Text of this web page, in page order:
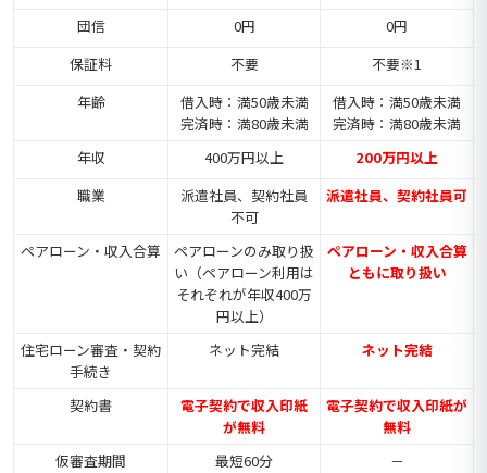
団信
0円
0円
保証料
不要
不要※1
年齢
借入時：満50歳未満
完済時：満80歳未満
借入時：満50歳未満
完済時：満80歳未満
年収
400万円以上
200万円以上
職業
派遣社員、契約社員
不可
派遣社員、契約社員可
ペアローン・収入合算
ペアローンのみ取り扱
い（ペアローン利用は
それぞれが年収400万
円以上）
ペアローン・収入合算
ともに取り扱い
住宅ローン審査・契約
手続き
ネット完結 ネット完結
契約書
電子契約で収入印紙
が無料
電子契約で収入印紙が
無料
仮審査期間
最短60分
－